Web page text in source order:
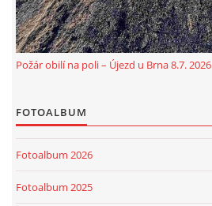
Požár obilí na poli – Újezd u Brna 8.7. 2026
FOTOALBUM
Fotoalbum 2026
Fotoalbum 2025